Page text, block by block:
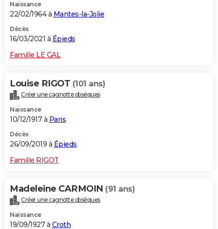
Naissance
22/02/1964 à Mantes-la-Jolie
Décès
16/03/2021 à Épieds
Famille LE GAL
Louise RIGOT (101 ans)
Créer une cagnotte obsèques
Naissance
10/12/1917 à Paris
Décès
26/09/2019 à Épieds
Famille RIGOT
Madeleine CARMOIN (91 ans)
Créer une cagnotte obsèques
Naissance
19/09/1927 à Croth